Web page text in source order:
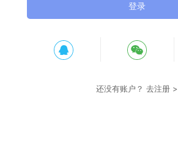
登录
还没有账户？ 去注册 >